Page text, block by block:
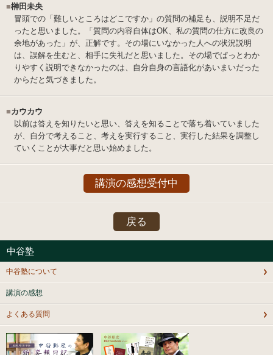
■榊田未央
冒頭での「難しいところはどこですか」の質問の補足も、説明不足だ
ったと思いました。「質問の内容自体はOK、私の質問の仕方に改良の
余地があった」が、正解です。その場にいなかった人への状況説明
は、誤解を生むと、相手に失礼だと思いました。その場でぱっとわか
りやすく説明できなかったのは、自分自身の言語化があいまいだった
からだと気づきました。
■カウカウ
以前は答えを知りたいと思い、答えを知ることで落ち着いていました
が、自分で考えること、考えを実行すること、実行した結果を調整し
ていくことが大事だと思い始めました。
講演の感想受付中
戻る
中谷塾
中谷塾について
講演の感想
よくある質問